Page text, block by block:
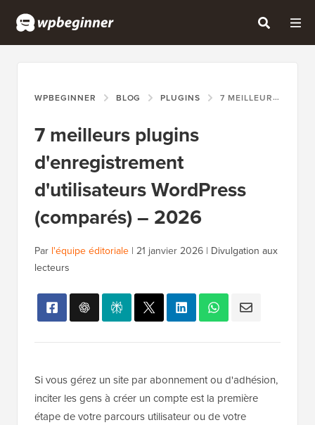
WPBEGINNER BLOG PLUGINS 7 MEILLEURS PLUGINS D'ENREGISTREMENT D'UTILISATEURS WORDPRESS (COMPARÉS) – 2026
7 meilleurs plugins
d'enregistrement
d'utilisateurs WordPress
(comparés) – 2026
Par l'équipe éditoriale | 21 janvier 2026 | Divulgation aux
lecteurs
Si vous gérez un site par abonnement ou d'adhésion,
inciter les gens à créer un compte est la première
étape de votre parcours utilisateur ou de votre